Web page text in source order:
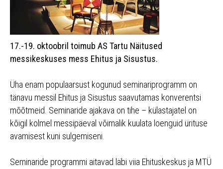
17.-19. oktoobril toimub AS Tartu Näitused
messikeskuses mess Ehitus ja Sisustus.
Üha enam populaarsust kogunud seminariprogramm on
tänavu messil Ehitus ja Sisustus saavutamas konverentsi
mõõtmeid. Seminaride ajakava on tihe – külastajatel on
kõigil kolmel messipäeval võimalik kuulata loenguid ürituse
avamisest kuni sulgemiseni.
Seminaride programmi aitavad läbi viia Ehituskeskus ja MTÜ